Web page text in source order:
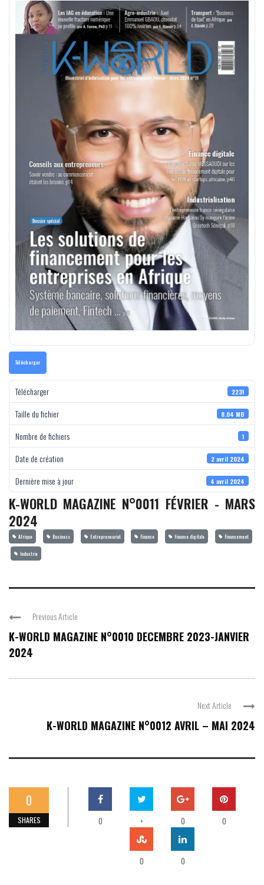
Télécharger
Télécharger 2231
Taille du fichier 8.04 MB
Nombre de fichiers 1
Date de création 2 avril 2024
Dernière mise à jour 4 avril 2024
K-WORLD MAGAZINE N°0011 FÉVRIER - MARS
2024
Afrique Business Entrepreneuriat Finance Finance digitale Financement
Industrie
Previous Article
K-WORLD MAGAZINE N°0010 DECEMBRE 2023-JANVIER
2024
Next Article
K-WORLD MAGAZINE N°0012 AVRIL – MAI 2024
0
SHARES 0 + 0 0
0 0